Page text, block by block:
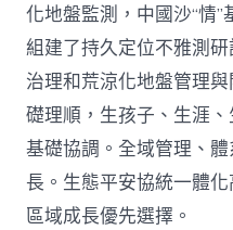
化地盤監測，中國沙“情
組建了持久定位不雅測
治理和荒涼化地盤管理
礎理順，生孩子、生涯
基礎協調。全域管理、
長。生態平安協統一體
區域成長優先選擇。